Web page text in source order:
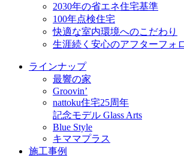
2030年の省エネ住宅基準
100年点検住宅
快適な室内環境へのこだわり
生涯続く安心のアフターフォ
ラインナップ
最響の家
Groovin’
nattoku住宅25周年
記念モデル Glass Arts
Blue Style
キママプラス
施工事例